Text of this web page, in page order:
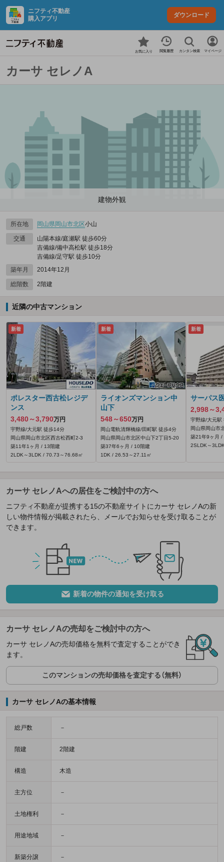
ニフティ不動産
購入アプリ
ダウンロード
お気に入り 閲覧履歴 カンタン検索 マイページ
カーサ セレノA
建物外観
所在地 岡山県岡山市北区小山
交通
山陽本線/庭瀬駅 徒歩60分
吉備線/備中高松駅 徒歩18分
吉備線/足守駅 徒歩10分
築年月
2014年12月
総階数 2階建
近隣の中古マンション
新着
ポレスター西古松レジデ
ンス
3,480～3,790万円
宇野線/大元駅 徒歩14分
岡山県岡山市北区西古松西町2-3
築11年1ヶ月 / 13階建
2LDK～3LDK / 70.73～76.68㎡
新着
ライオンズマンション中
山下
548～650万円
岡山電軌清輝橋線/田町駅 徒歩4分
岡山県岡山市北区中山下2丁目5-20
築37年6ヶ月 / 10階建
1DK / 26.53～27.11㎡
新着
サーパス
2,998～
宇野線/大元駅
岡山県岡山市
築21年9ヶ月 /
2SLDK～
カーサ セレノAへの居住をご検討中の方へ
ニフティ不動産が提携する15の不動産サイトにカーサ セレノAの新
しい物件情報が掲載されたら、メールでお知らせを受け取ることが
できます。
新着の物件の通知を受け取る
カーサ セレノAの売却をご検討中の方へ
カーサ セレノAの売却価格を無料で査定することができ
ます。
このマンションの売却価格を査定する（無料）
カーサ セレノAの基本情報
総戸数 －
階建 2階建
構造 木造
主方位 －
土地権利 －
用途地域 －
新築分譲
－